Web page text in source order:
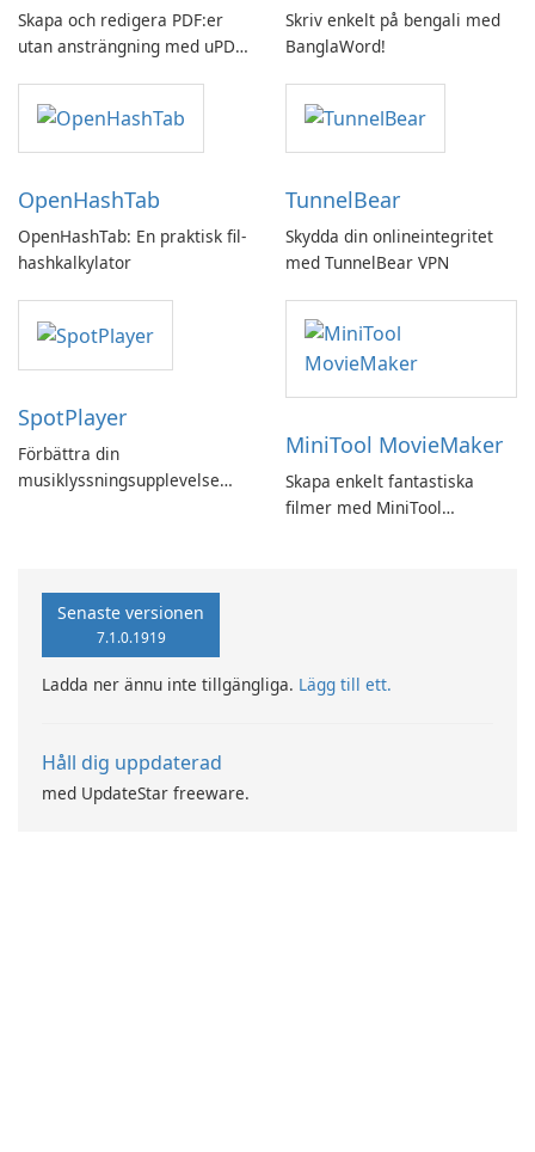
Skapa och redigera PDF:er
utan ansträngning med uPDF
Skriv enkelt på bengali med
BanglaWord!
OpenHashTab
OpenHashTab: En praktisk fil-
hashkalkylator
TunnelBear
Skydda din onlineintegritet
med TunnelBear VPN
SpotPlayer
Förbättra din
musiklyssningsupplevelse
MiniTool MovieMaker
Skapa enkelt fantastiska
filmer med MiniTool
Senaste versionen
7.1.0.1919
Ladda ner ännu inte tillgängliga. Lägg till ett.
Håll dig uppdaterad
med UpdateStar freeware.